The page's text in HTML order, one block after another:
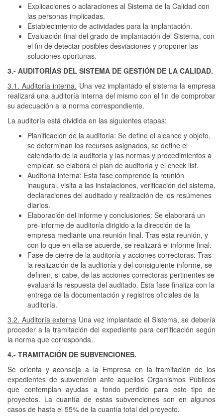
Explicaciones o aclaraciones al Sistema de la Calidad con
las personas implicadas.
Establecimiento de actividades para la implantación.
Evaluación final del grado de implantación del Sistema, con
el fin de detectar posibles desviaciones y proponer las
soluciones oportunas.
3.- AUDITORÍAS DEL SISTEMA DE GESTIÓN DE LA CALIDAD.
3.1. Auditoría interna. Una vez implantado el sistema la empresa
realizará una auditoría interna del mismo con el fin de comprobar
su adecuación a la norma correspondiente.
La auditoría está dividida en las siguientes etapas:
Planificación de la auditoría: Se define el alcance y objeto,
se determinan los recursos asignados, se define el
calendario de la auditoría y las normas y procedimientos a
emplear, se elabora el plan de auditoría y el check list.
Auditoría interna: Esta fase comprende la reunión
inaugural, visita a las instalaciones, verificación del sistema,
declaraciones del auditado y realización de los resúmenes
diarios.
Elaboración del informe y conclusiones: Se elaborará un
pre-informe de auditoría dirigido a la dirección de la
empresa mediante una reunión final. Tras esta reunión, y
con lo que en ella se acuerde, se realizará el informe final.
Fase de cierre de la auditoría y acciones correctoras: Tras
la realización de la auditoría y del consiguiente informe, se
definen, si cabe, de las acciones correctoras pertinentes se
evaluará la respuesta del auditado. Esta fase finaliza con la
entrega de la documentación y registros oficiales de la
auditoría.
3.2. Auditoría externa Una vez implantado el Sistema, se debería
proceder a la tramitación del expediente para certificación según
la norma que corresponda.
4.- TRAMITACIÓN DE SUBVENCIONES.
Se orienta y aconseja a la Empresa en la tramitación de los
expedientes de subvención ante aquellos Organismos Públicos
que contemplan ayudas a fondo perdido para este tipo de
proyectos. La cuantía de estas subvenciones son en algunos
casos de hasta el 55% de la cuantía total del proyecto.